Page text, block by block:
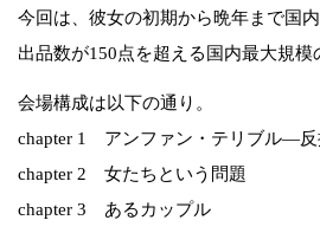
今回は、彼女の初期から晩年まで国
出品数が150点を超える国内最大規模
会場構成は以下の通り。
chapter 1 アンファン・テリブル―反
chapter 2 女たちという問題
chapter 3 あるカップル